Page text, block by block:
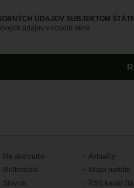
ÚDAJOV SUBJEKTOM
údajov v novom okne
Na stiahnutie
Multimédiá
Slovník
Aktuality
Mapa portálu
RSS kanál